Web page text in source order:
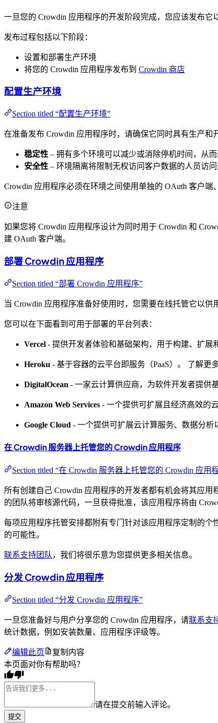
一旦您的 Crowdin 应用程序的开发阶段完成，您应该发布它
发布过程包括以下阶段：
设置和部署生产环境
将您的 Crowdin 应用程序发布到 Crowdin 商店
配置生产环境
Section titled “配置生产环境”
在准备发布 Crowdin 应用程序时，请确保它同时具有生产
稳定性 – 拥有多个环境可以减少或消除停机时间，从
安全性 – 环境隔离将限制无权访问客户数据的人员访问
Crowdin 应用程序必须在环境之间使用单独的 OAuth 客户端
注意
如果您将 Crowdin 应用程序设计为同时用于 Crowdin 和
建 OAuth 客户端。
部署 Crowdin 应用程序
Section titled “部署 Crowdin 应用程序”
当 Crowdin 应用程序准备好使用时，您需要在线托管它以
您可以在下面看到可用于部署的平台列表：
Vercel - 提供开发者体验和基础架构，用于构建、扩展
Heroku - 基于容器的云平台即服务（PaaS）。 了解更
DigitalOcean - 一家云计算供应商，为软件开发者提供
Amazon Web Services - 一个提供可扩展且经济高效的
Google Cloud - 一个提供可扩展云计算服务、数据分析
在 Crowdin 服务器上托管您的 Crowdin 应用程序
Section titled “在 Crowdin 服务器上托管您的 Crowdin 应用
所有创建自己 Crowdin 应用程序的开发者都有机会将其应
的团队将审核源代码，一旦获得批准，该应用程序将由
每项应用程序托管安排都附有专门针对该应用程序定制的
的可能性。
联系支持团队 ，我们将很乐意为您提供更多相关信息。
分发 Crowdin 应用程序
Section titled “分发 Crowdin 应用程序”
一旦您准备好与用户分享您的 Crowdin 应用程序，请联系支
统计数据，例如安装数量、应用程序评级等。
编辑此页
复制内容
本页面对你有帮助吗？
请在提交前输入评论。
提交